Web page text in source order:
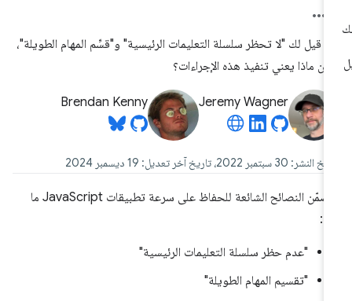
قيل لك "لا تحظر سلسلة التعليمات الرئيسية" و"قسِّم المهام الطويلة"،
ماذا يعني تنفيذ هذه الإجراءات؟
Jeremy Wagner
Brendan Kenny
30 سبتمبر 2022، تاريخ آخر تعديل: 19 ديسمبر 2024
تتضمّن النصائح الشائعة للحفاظ على سرعة تطبيقات JavaScript ما
"عدم حظر سلسلة التعليمات الرئيسية"
"تقسيم المهام الطويلة"